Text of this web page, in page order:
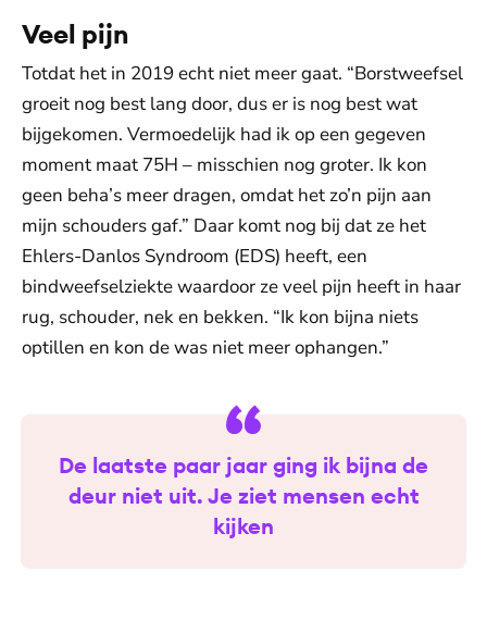
Veel pijn
Totdat het in 2019 echt niet meer gaat. “Borstweefsel
groeit nog best lang door, dus er is nog best wat
bijgekomen. Vermoedelijk had ik op een gegeven
moment maat 75H – misschien nog groter. Ik kon
geen beha’s meer dragen, omdat het zo’n pijn aan
mijn schouders gaf.” Daar komt nog bij dat ze het
Ehlers-Danlos Syndroom (EDS) heeft, een
bindweefselziekte waardoor ze veel pijn heeft in haar
rug, schouder, nek en bekken. “Ik kon bijna niets
optillen en kon de was niet meer ophangen.”
De laatste paar jaar ging ik bijna de
deur niet uit. Je ziet mensen echt
kijken